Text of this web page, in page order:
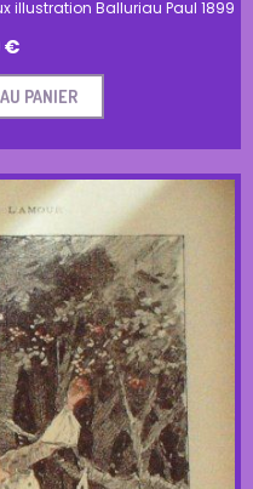
illustration Balluriau Paul 1899
€
PANIER